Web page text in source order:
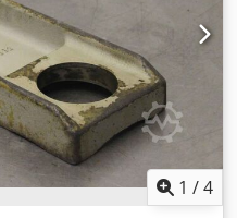
1 /4